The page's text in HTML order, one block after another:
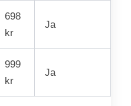
698
kr
Ja
999
kr
Ja